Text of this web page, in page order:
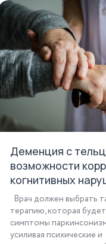
Деменция с
возможности
когнитивных
Врач должен выбрать
терапию, которая
симптомы
усиливая психические и